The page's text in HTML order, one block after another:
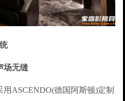
场无缝
ASCENDO(德国阿斯顿)定制